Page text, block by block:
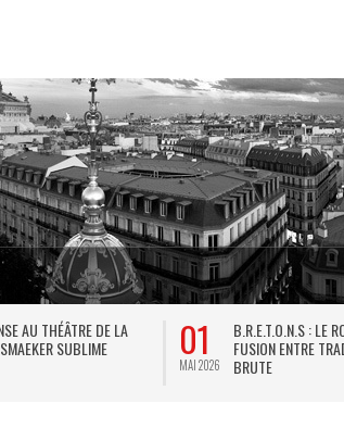
AU THÉÂTRE DE LA
SUBLIME
01
MAI 2026
B.R.E.T.O.N.S : LE
FUSION ENTRE
BRUTE